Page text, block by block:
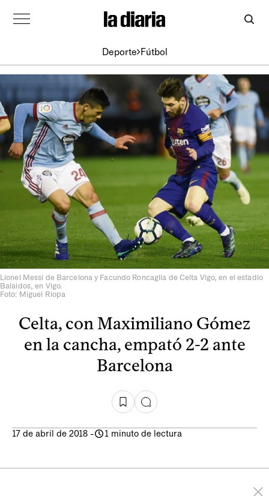
Deporte Fútbol
Lionel Messi de Barcelona y Facundo Roncaglia de Celta Vigo, en el estadio
Balaidos, en Vigo.
Foto: Miguel Riopa
Celta, con Maximiliano Gómez
en la cancha, empató 2-2 ante
Barcelona
17 de abril de 2018 - 1 minuto de lectura